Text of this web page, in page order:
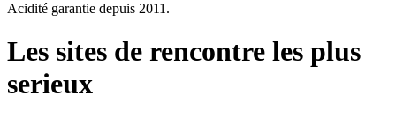
Acidité garantie depuis 2011.
Les sites de rencontre les plus
serieux